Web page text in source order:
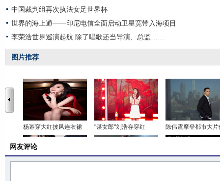
中国裁判组再次执法女足世界杯
世界的海上通——印尼电信全面启动卫星宽带入海项目
李荣浩世界巡演起航 除了唱歌还当导演、总监……
图片推荐
杨幂穿大红披风连衣裙 "谋女郎"刘浩存穿红 陈伟霆摩登都市大片
网友评论